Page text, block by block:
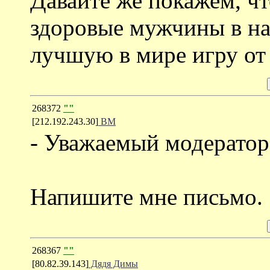
здоровые мужчины в
лучшую в мире игру
268372 ""
[212.192.243.30] ВМ
- Уважаемый
Напишите мне письмо.
268367 ""
[80.82.39.143] Дядя Димы